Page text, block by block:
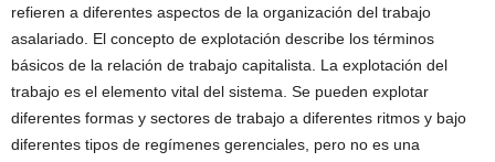
refieren a diferentes aspectos de la organización del trabajo
asalariado. El concepto de explotación describe los términos
básicos de la relación de trabajo capitalista. La explotación del
trabajo es el elemento vital del sistema. Se pueden explotar
diferentes formas y sectores de trabajo a diferentes ritmos y bajo
diferentes tipos de regímenes gerenciales, pero no es una